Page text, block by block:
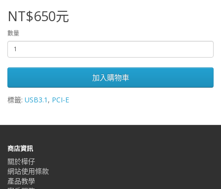
NT$650元
數量
加入購物車
標籤: USB3.1 , PCI-E
商店資訊
關於樺仔
網站使用條款
產品教學